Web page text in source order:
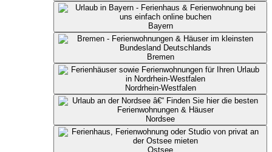
Bayern
Bremen
Nordrhein-Westfalen
Nordsee
Ostsee